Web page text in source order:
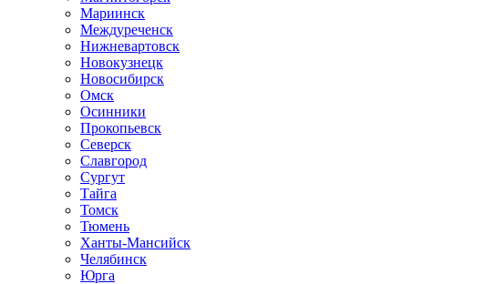
Мариинск
Междуреченск
Нижневартовск
Новокузнецк
Новосибирск
Омск
Осинники
Прокопьевск
Северск
Славгород
Сургут
Тайга
Томск
Тюмень
Ханты-Мансийск
Челябинск
Юрга